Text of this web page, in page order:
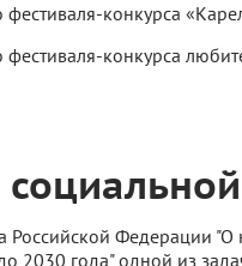
конкурса
конкурса
Российской Федерации
2030 года" одной из